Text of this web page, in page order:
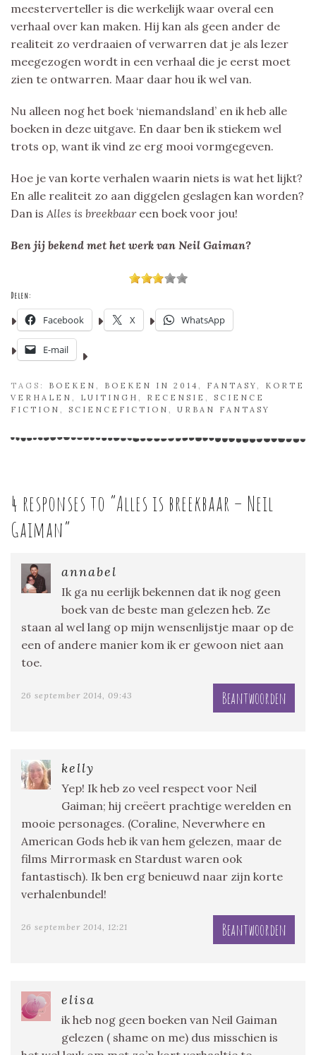
meesterverteller is die werkelijk waar overal een
verhaal over kan maken. Hij kan als geen ander de
realiteit zo verdraaien of verwarren dat je als lezer
meegezogen wordt in een verhaal die je eerst moet
zien te ontwarren. Maar daar hou ik wel van.
Nu alleen nog het boek ‘niemandsland’ en ik heb alle
boeken in deze uitgave. En daar ben ik stiekem wel
trots op, want ik vind ze erg mooi vormgegeven.
Hoe je van korte verhalen waarin niets is wat het lijkt?
En alle realiteit zo aan diggelen geslagen kan worden?
Dan is Alles is breekbaareen boek voor jou!
Ben jij bekend met het werk van Neil Gaiman?
Delen:
Facebook X WhatsApp
E-mail
TAGS: BOEKEN BOEKEN IN 2014 FANTASY
KORTE
VERHALEN
LUITINGH RECENSIE
SCIENCE
FICTION
SCIENCEFICTION URBAN FANTASY
4 responses to “Alles is breekbaar – Neil
Gaiman”
annabel
Ik ga nu eerlijk bekennen dat ik nog geen
boek van de beste man gelezen heb. Ze
staan al wel lang op mijn wensenlijstje maar op de
een of andere manier kom ik er gewoon niet aan
toe.
26 september 2014, 09:43 Beantwoorden
kelly
Yep! Ik heb zo veel respect voor Neil
Gaiman; hij creëert prachtige werelden en
mooie personages. (Coraline, Neverwhere en
American Gods heb ik van hem gelezen, maar de
films Mirrormask en Stardust waren ook
fantastisch). Ik ben erg benieuwd naar zijn korte
verhalenbundel!
26 september 2014, 12:21 Beantwoorden
elisa
ik heb nog geen boeken van Neil Gaiman
gelezen ( shame on me) dus misschien is